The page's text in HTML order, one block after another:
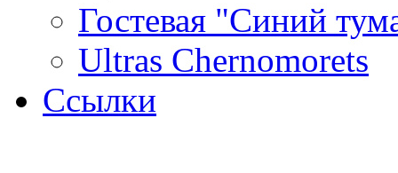
Гостевая "Синий
Ultras Chernomorets
Ссылки